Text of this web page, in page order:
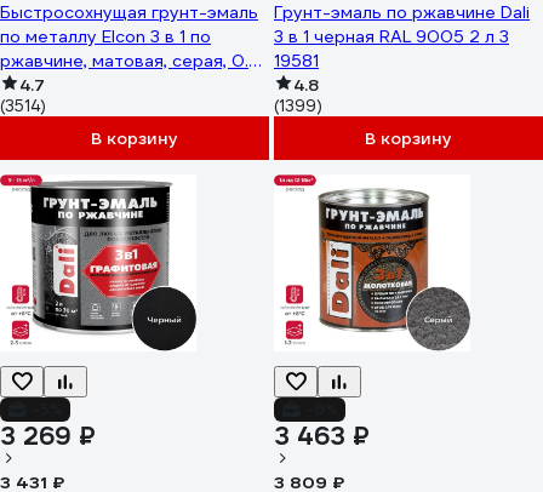
Быстросохнущая грунт-эмаль
по металлу Elcon 3 в 1 по
ржавчине, матовая, серая, 0.8
кг 00-00462297
4.7
(3514)
В корзину
Грунт-эмаль по ржавчине Dali
3 в 1 черная RAL 9005 2 л 3
19581
4.8
(1399)
В корзину
3 269 ₽
3 431 ₽
3 463 ₽
3 809 ₽